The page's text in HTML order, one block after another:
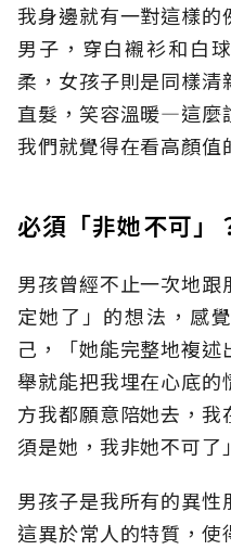
我身邊就有一對這樣
男子，穿白襯衫和白
柔，女孩子則是同樣
直髮，笑容溫暖—這麼
我們就覺得在看高顏值
必須「非她不可」
男孩曾經不止一次地
定她了」的想法，感
己，「她能完整地複
舉就能把我埋在心底
方我都願意陪她去，
須是她，我非她不可了
男孩子是我所有的異
這異於常人的特質，